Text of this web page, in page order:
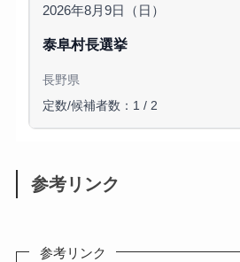
2026年8月9日（日）
泰阜村長選挙
長野県
定数/候補者数：1 / 2
参考リンク
参考リンク